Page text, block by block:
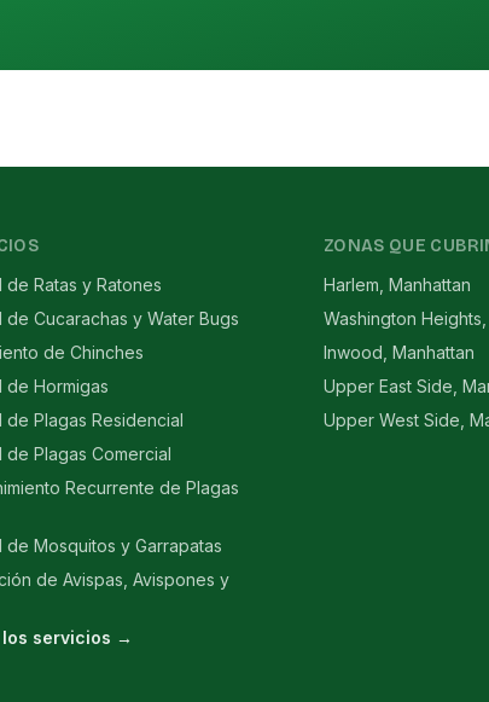
de Ratas y Ratones
de Cucarachas y Water Bugs
de Chinches
de Hormigas
de Plagas Residencial
de Plagas Comercial
Recurrente de Plagas
de Mosquitos y Garrapatas
de Avispas, Avispones y
los servicios →
ZONAS QUE
Harlem, Manhattan
Washington
Inwood, Manhattan
Upper East Side,
Upper West Side,